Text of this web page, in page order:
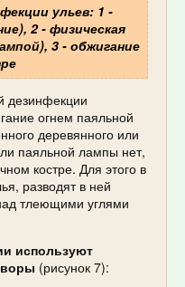
ульев: 1 -
2 - физическая
3 - обжигание
дезинфекции
огнем паяльной
деревянного или
паяльной лампы нет,
костре. Для этого в
разводят в ней
тлеющими углями
используют
(рисунок 7):